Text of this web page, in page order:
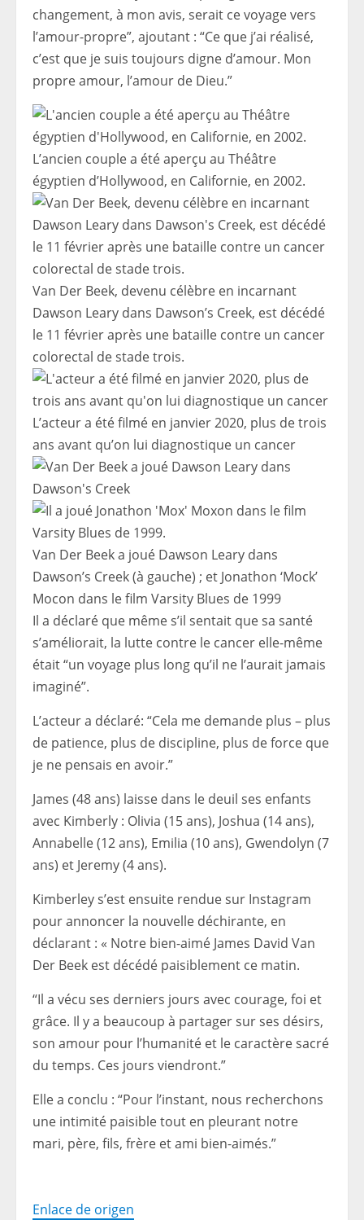
changement, à mon avis, serait ce voyage vers
l’amour-propre”, ajoutant : “Ce que j’ai réalisé,
c’est que je suis toujours digne d’amour. Mon
propre amour, l’amour de Dieu.”
L’ancien couple a été aperçu au Théâtre
égyptien d’Hollywood, en Californie, en 2002.
Van Der Beek, devenu célèbre en incarnant
Dawson Leary dans Dawson’s Creek, est décédé
le 11 février après une bataille contre un cancer
colorectal de stade trois.
L’acteur a été filmé en janvier 2020, plus de trois
ans avant qu’on lui diagnostique un cancer
Van Der Beek a joué Dawson Leary dans
Dawson’s Creek (à gauche) ; et Jonathon ‘Mock’
Mocon dans le film Varsity Blues de 1999
Il a déclaré que même s’il sentait que sa santé
s’améliorait, la lutte contre le cancer elle-même
était “un voyage plus long qu’il ne l’aurait jamais
imaginé”.
L’acteur a déclaré: “Cela me demande plus – plus
de patience, plus de discipline, plus de force que
je ne pensais en avoir.”
James (48 ans) laisse dans le deuil ses enfants
avec Kimberly : Olivia (15 ans), Joshua (14 ans),
Annabelle (12 ans), Emilia (10 ans), Gwendolyn (7
ans) et Jeremy (4 ans).
Kimberley s’est ensuite rendue sur Instagram
pour annoncer la nouvelle déchirante, en
déclarant : « Notre bien-aimé James David Van
Der Beek est décédé paisiblement ce matin.
“Il a vécu ses derniers jours avec courage, foi et
grâce. Il y a beaucoup à partager sur ses désirs,
son amour pour l’humanité et le caractère sacré
du temps. Ces jours viendront.”
Elle a conclu : “Pour l’instant, nous recherchons
une intimité paisible tout en pleurant notre
mari, père, fils, frère et ami bien-aimés.”
Enlace de origen